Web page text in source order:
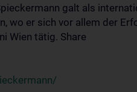
galt als
wo er sich vor allem der
Wien tätig. Share